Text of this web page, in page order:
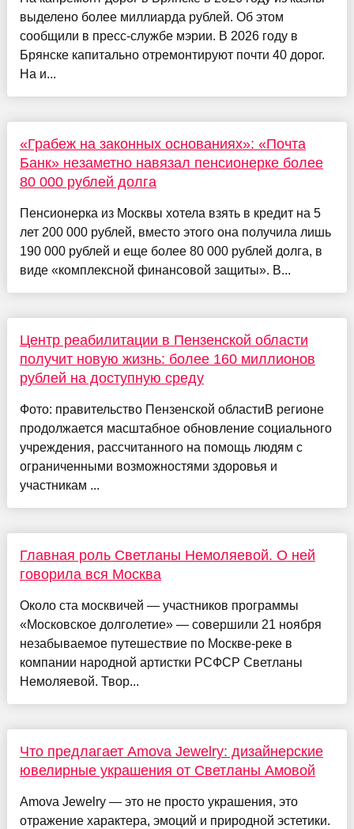
выделено более миллиарда рублей. Об этом
сообщили в пресс-службе мэрии. В 2026 году в
Брянске капитально отремонтируют почти 40 дорог.
На и...
«Грабеж на законных основаниях»: «Почта
Банк» незаметно навязал пенсионерке более
80 000 рублей долга
Пенсионерка из Москвы хотела взять в кредит на 5
лет 200 000 рублей, вместо этого она получила лишь
190 000 рублей и еще более 80 000 рублей долга, в
виде «комплексной финансовой защиты». В...
Центр реабилитации в Пензенской области
получит новую жизнь: более 160 миллионов
рублей на доступную среду
Фото: правительство Пензенской областиВ регионе
продолжается масштабное обновление социального
учреждения, рассчитанного на помощь людям с
ограниченными возможностями здоровья и
участникам ...
Главная роль Светланы Немоляевой. О ней
говорила вся Москва
Около ста москвичей — участников программы
«Московское долголетие» — совершили 21 ноября
незабываемое путешествие по Москве-реке в
компании народной артистки РСФСР Светланы
Немоляевой. Твор...
Что предлагает Amova Jewelry: дизайнерские
ювелирные украшения от Светланы Амовой
Amova Jewelry — это не просто украшения, это
отражение характера, эмоций и природной эстетики.